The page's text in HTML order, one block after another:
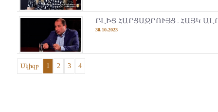
ԲԼԻՑ ՀԱՐՑԱԶՐՈՒՅՑ․ՀԱՅԿ
30.10.2023
Սկիզբ 1 2 3 4